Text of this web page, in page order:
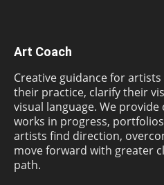
Art Coach
Creative guidance for
their practice, clarify their
visual language. We
works in progress,
artists find direction,
move forward with greater
path.